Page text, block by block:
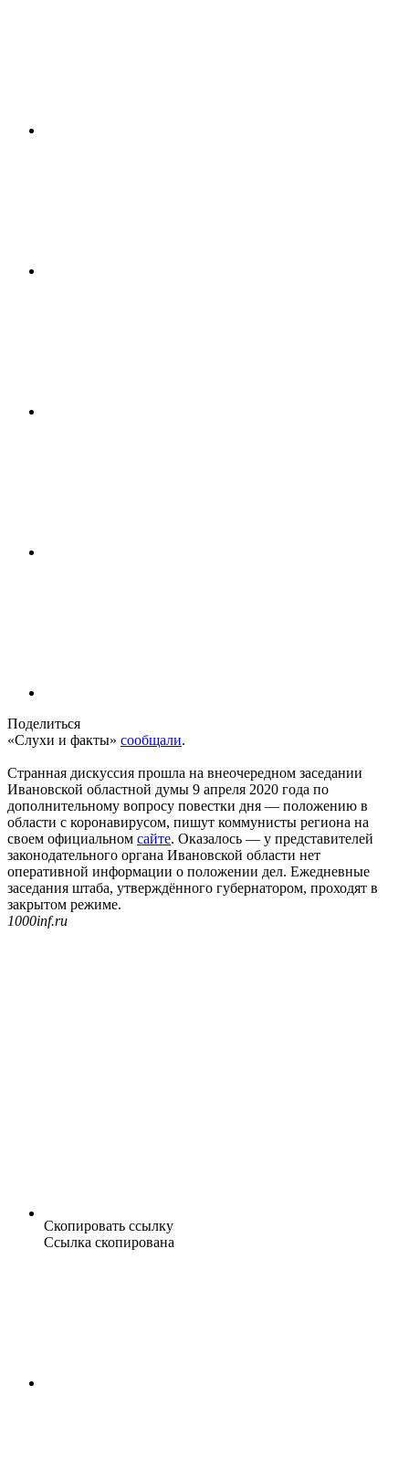
Поделиться
«Слухи и факты» сообщали.
Странная дискуссия прошла на внеочередном заседании
Ивановской областной думы 9 апреля 2020 года по
дополнительному вопросу повестки дня — положению в
области с коронавирусом, пишут коммунисты региона на
своем официальном сайте. Оказалось — у представителей
законодательного органа Ивановской области нет
оперативной информации о положении дел. Ежедневные
заседания штаба, утверждённого губернатором, проходят в
закрытом режиме.
1000inf.ru
Скопировать ссылку
Ссылка скопирована